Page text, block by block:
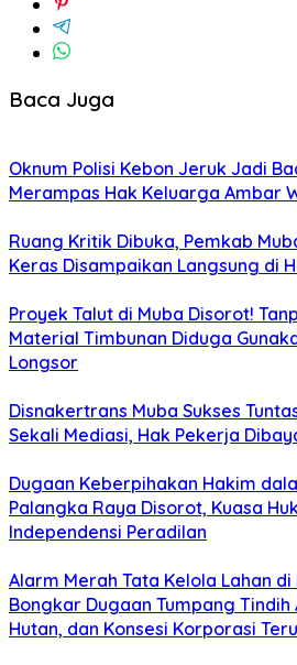
Baca Juga
Oknum Polisi Kebon Jeruk Jadi
Merampas Hak Keluarga Ambar
Ruang Kritik Dibuka, Pemkab
Keras Disampaikan Langsung di
Proyek Talut di Muba Disorot!
Material Timbunan Diduga
Longsor
Disnakertrans Muba Sukses
Sekali Mediasi, Hak Pekerja
Dugaan Keberpihakan Hakim
Palangka Raya Disorot, Kuasa
Independensi Peradilan
Alarm Merah Tata Kelola Lahan di
Bongkar Dugaan Tumpang Tindih
Hutan, dan Konsesi Korporasi